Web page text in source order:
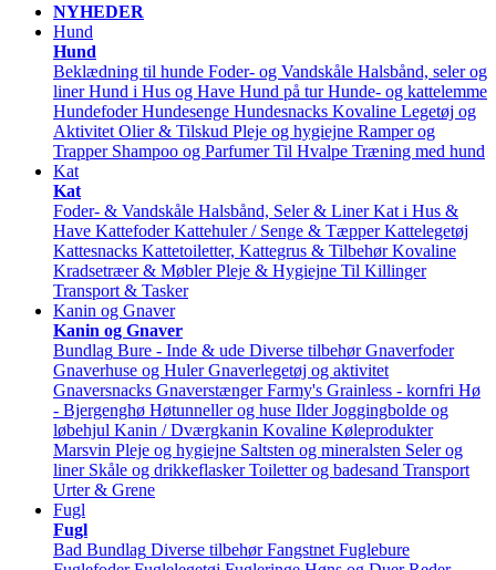
NYHEDER
Hund
Hund
Beklædning til hunde Foder- og Vandskåle Halsbånd, seler og
liner Hund i Hus og Have Hund på tur Hunde- og kattelemme
Hundefoder Hundesenge Hundesnacks Kovaline Legetøj og
Aktivitet Olier & Tilskud Pleje og hygiejne Ramper og
Trapper Shampoo og Parfumer Til Hvalpe Træning med hund
Kat
Kat
Foder- & Vandskåle Halsbånd, Seler & Liner Kat i Hus &
Have Kattefoder Kattehuler / Senge & Tæpper Kattelegetøj
Kattesnacks Kattetoiletter, Kattegrus & Tilbehør Kovaline
Kradsetræer & Møbler Pleje & Hygiejne Til Killinger
Transport & Tasker
Kanin og Gnaver
Kanin og Gnaver
Bundlag Bure - Inde & ude Diverse tilbehør Gnaverfoder
Gnaverhuse og Huler Gnaverlegetøj og aktivitet
Gnaversnacks Gnaverstænger Farmy's Grainless - kornfri Hø
- Bjergenghø Høtunneller og huse Ilder Joggingbolde og
løbehjul Kanin / Dværgkanin Kovaline Køleprodukter
Marsvin Pleje og hygiejne Saltsten og mineralsten Seler og
liner Skåle og drikkeflasker Toiletter og badesand Transport
Urter & Grene
Fugl
Fugl
Bad Bundlag Diverse tilbehør Fangstnet Fuglebure